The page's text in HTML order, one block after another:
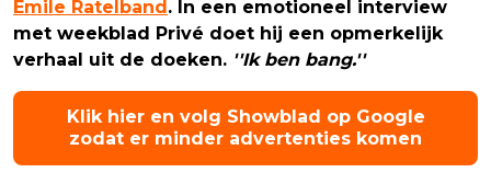
Emile Ratelband . In een emotioneel interview
met weekblad Privé doet hij een opmerkelijk
verhaal uit de doeken. ''Ik ben bang.''
Klik hier en volg Showblad op Google
zodat er minder advertenties komen